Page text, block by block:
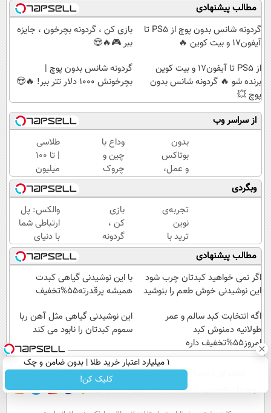
مطالب پیشنهادی
گردونه شانس بدون پوچ از PS5 تا
آیفون17 و بیت کوین 🔥
بازی کن ، گردونه بچرخون ، جایزه
ببر 🎮🔥😍
از PS5 تا آیفون17 و بیت کوین
برنده شو 🔥 گردونه شانس بدون
پوچ 💥
گردونه شانس بدون پوچ |
بچرخونش 1000 دلار تتر ببر! 🔥😍
از سراسر وب
بدون
بوتاکس
و عمل،
با این
کرم
جلبک،
پوستت
رو
جوان
کن
وداع با
چین و
چروک
های
سطحی و
عمقی
پوست...
طلاسی
| تا 100
میلیون
وام
آنی
خرید
طلا💰
ثبت
نام
کن!
وبگردی
تجربه‌ی
نوین
ترید با
والکس،
آینده‌ای
روشن
در
شماست
بازی
کن ،
گردونه
بچرخون
، جایزه
ببر 🎮
🔥😍
والکس: پل
ارتباطی شما
با دنیای
سرمایه‌گذاری
دیجیتال
مطالب پیشنهادی
اگر نمی خواهید کبدتان چرب شود
این نوشیدنی خوش طعم را بنوشید
با این نوشیدنی گیاهی کبدت
همیشه پرقدرته55%تخفیف
اگه انتخابت کبد سالم و عمر
طولانیه دمنوش کبد
امروز55%تخفیف داره
این نوشیدنی گیاهی مثل آهن ربا
سموم کبدتان را نابود می کند
۱ میلیارد اعتبار خرید طلا | بدون ضامن و چک
کلیک کن!
عصر ایران۲ درباره عصرایران تماس با ما
آب و هوا اوقات شرعی سواد زندگی